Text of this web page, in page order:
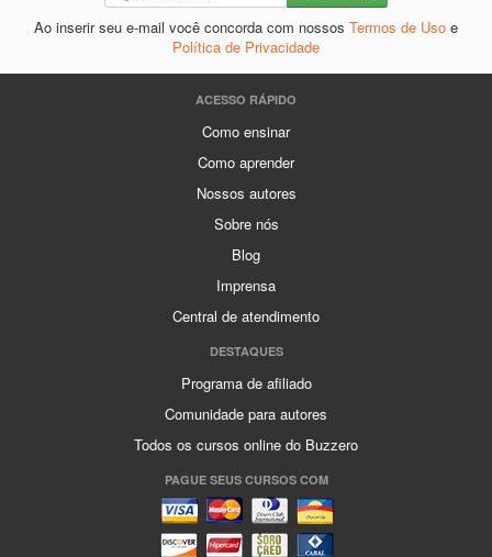
Ao inserir seu e-mail você concorda com nossos Termos de Uso e
Política de Privacidade
ACESSO RÁPIDO
Como ensinar
Como aprender
Nossos autores
Sobre nós
Blog
Imprensa
Central de atendimento
DESTAQUES
Programa de afiliado
Comunidade para autores
Todos os cursos online do Buzzero
PAGUE SEUS CURSOS COM